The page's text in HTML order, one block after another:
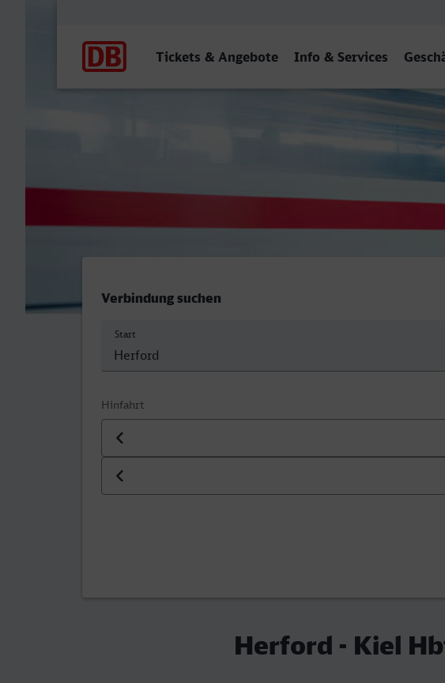
Tickets & Angebote Info & Services
Verbindung suchen
Start
Hinfahrt
Datum der Hinfahrt
Uhrzeit der Hinfahrt
Herford - Kiel